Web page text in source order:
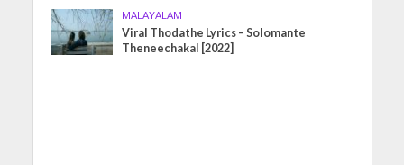
MALAYALAM
Viral Thodathe Lyrics – Solomante
Theneechakal [2022]